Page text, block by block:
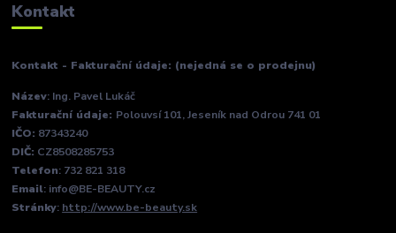
Kontakt
Kontakt - Fakturační údaje: (nejedná se o prodejnu)
Název: Ing. Pavel Lukáč
Fakturační údaje: Polouvsí 101, Jeseník nad Odrou 741 01
IČO: 87343240
DIČ: CZ8508285753
Telefon: 732 821 318
Email: info@BE-BEAUTY.cz
Stránky: http://www.be-beauty.sk